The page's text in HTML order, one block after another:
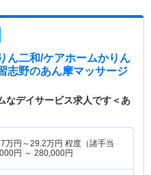
ん二和/ケアホームかりん
志野のあん摩マッサージ
なデイサービス求人です＜あ
万円～29.2万円 程度（諸手当
円 ～ 280,000円